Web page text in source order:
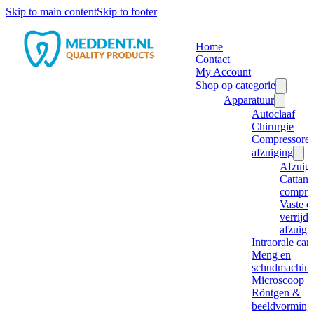
Skip to main contentSkip to footer
Home
Contact
My Account
Shop op categorie
Apparatuur
Autoclaaf
Chirurgie
afzuiging
Cattani
Vaste
Intraorale
Meng en
Microscoop
Röntgen &
beeldvorming